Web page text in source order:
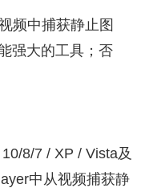
频中捕获静止图
强大的工具；否
8/7 / XP / Vista及
中从视频捕获静